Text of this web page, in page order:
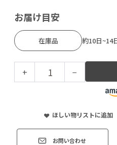
お届け目安
在庫品 約10日~14
+ −
ほしい物リストに追加
お問い合わせ